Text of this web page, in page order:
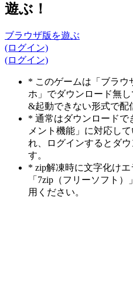
遊ぶ！
ブラウザ版を遊ぶ
(ログイン)
(ログイン)
* このゲームは「ブラウ
ホ」でダウンロード無
&起動できない形式で配
* 通常はダウンロードで
メント機能」に対応し
れ、ログインするとダ
す。
* zip解凍時に文字化け
「7zip（フリーソフト
用ください。